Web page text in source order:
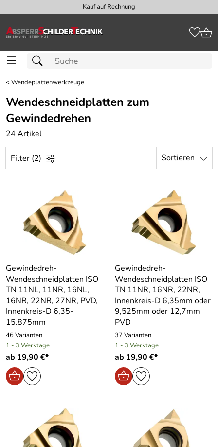
Kauf auf Rechnung
<Wendeplattenwerkzeuge
Wendeschneidplatten zum
Gewindedrehen
24 Artikel
Filter (2) Sortieren
Gewindedreh-
Wendeschneidplatten ISO
TN 11NL, 11NR, 16NL,
16NR, 22NR, 27NR, PVD,
Innenkreis-D 6,35-
15,875mm
46 Varianten
1 - 3 Werktage
ab 19,90 €*
Gewindedreh-
Wendeschneidplatten ISO
TN 11NR, 16NR, 22NR,
Innenkreis-D 6,35mm oder
9,525mm oder 12,7mm
PVD
37 Varianten
1 - 3 Werktage
ab 19,90 €*